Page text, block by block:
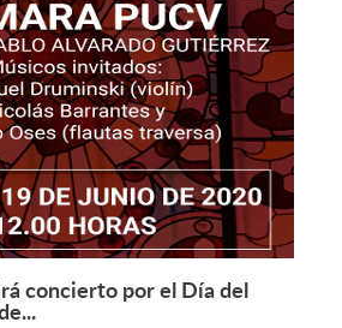
Leer más +
concierto por el Día del